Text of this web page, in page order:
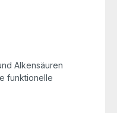
Alkensäuren
funktionelle